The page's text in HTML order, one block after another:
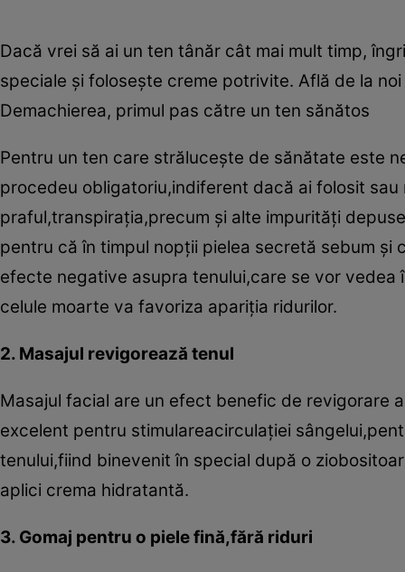
Dacă vrei să ai un ten tânăr cât mai mult timp,
speciale şi foloseşte creme potrivite. Află de la
Demachierea, primul pas către un ten sănătos
Pentru un ten care străluceşte de sănătate este
procedeu obligatoriu,indiferent dacă ai folosit
praful,transpiraţia,precum şi alte impurităţi
pentru că în timpul nopţii pielea secretă sebum
efecte negative asupra tenului,care se vor
celule moarte va favoriza apariţia ridurilor.
2. Masajul revigorează tenul
Masajul facial are un efect benefic de revigorare
excelent pentru stimulareacirculaţiei
tenului,fiind binevenit în special după o
aplici crema hidratantă.
3. Gomaj pentru o piele fină,fără riduri